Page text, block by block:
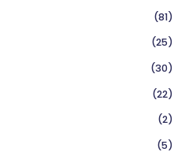
(81)
(25)
(30)
(22)
(2)
(5)